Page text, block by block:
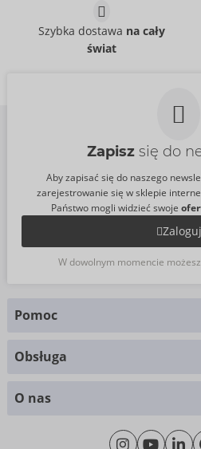
Cottelli LINGERIE- ORION Brand
22157481021
Szybka dostawa na cały
świat
Zapisz się do
Aby zapisać się do naszego
zarejestrowanie się w sklepie
Państwo mogli widzieć swoje
Zaloguj
W dowolnym momencie możesz
Pomoc
Poniedziałek -
Obsługa
O nas
O nas